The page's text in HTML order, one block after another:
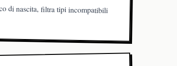
di nascita, filtra tipi incompatibili